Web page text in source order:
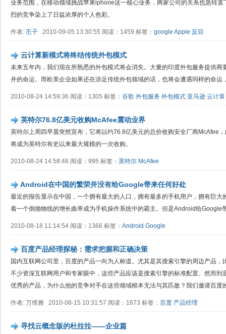
业务范围，在移动领域挑战苹果iphone这一核心业务，两家公司的关系也急转
烈的竞争染上了日益浓厚的个人色彩。
作者: 丕子 2010-09-05 13:30:55 阅读：1459 标签： google Apple 反目
云计算新模式将终结传统外包模式
未来五年内，我们现在所熟悉的外包模式将会消失。大量的印度外包服务提供
并的命运。而欧美企业如果还在涉足传统外包领域的话，也将会遭遇同样的命运
2010-08-24 14:59:36 阅读：1305 标签： 谷歌 外包服务 外包模式 亚马逊 云计算
英特尔76.8亿美元收购McAfee震动业界
英特尔上周四早晨突然宣布，它将以约76.8亿美元的总价收购安全厂商McAfee
将成为英特尔有史以来最大规模的一次收购。
2010-08-24 14:58:48 阅读：995 标签： 英特尔 McAfee
Android在中国的繁荣并没有给Google带来任何好处
最近的报告显示在中国，一个拥有最大的人口，拥有最多的手机用户，拥有巨
着一个倒抛物线的增长曲率成为手机操作系统中的霸主。但是Android给Google
2010-08-18 11:14:54 阅读：1366 标签： Android Google
百度产品经理探秘：需求把握和正确决策
国内互联网公司里，百度的产品一向为人称道。尤其是其搜索引擎的周边产品
不少资深互联网用户和专家眼中，这些产品应该是搜索引擎的标准配置。然而
优秀的产品，为什么他的竞争对手在这些领域根本无法与其匹敌？我们邀请百度
作者: 万维雅 2010-08-15 10:31:57 阅读：1673 标签： 百度 产品经理
寻找云概念版的杜拉拉——企业篇